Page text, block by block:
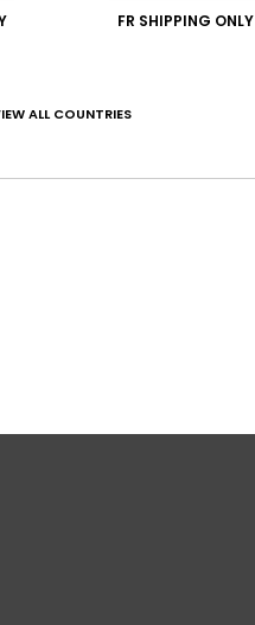
FR SHIPPING ONLY
ALL COUNTRIES